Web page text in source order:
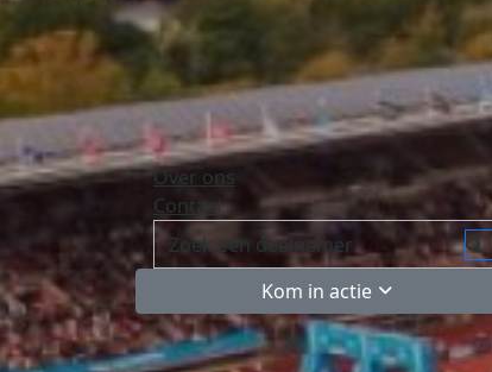
Over ons
Contact
Kom in actie